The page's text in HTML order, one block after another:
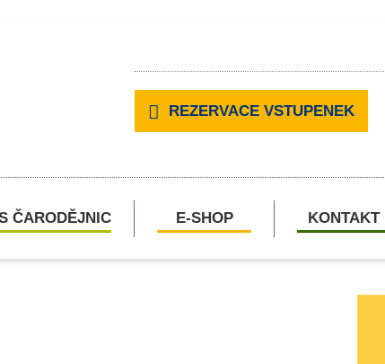
REZERVACE VSTUPENEK
ČARODĚJNIC E-SHOP KONTAKT